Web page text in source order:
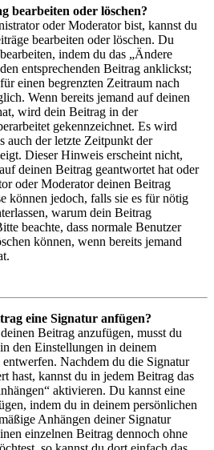
bearbeiten oder löschen?
oder Moderator bist, kannst du
bearbeiten oder löschen. Du
indem du das „Ändere
entsprechenden Beitrag anklickst;
einen begrenzten Zeitraum nach
Wenn bereits jemand auf deinen
wird dein Beitrag in der
gekennzeichnet. Es wird
auch der letzte Zeitpunkt der
Dieser Hinweis erscheint nicht,
deinen Beitrag geantwortet hat oder
oder Moderator deinen Beitrag
können jedoch, falls sie es für nötig
warum dein Beitrag
beachte, dass normale Benutzer
können, wenn bereits jemand
eine Signatur anfügen?
Beitrag anzufügen, musst du
den Einstellungen in deinem
Nachdem du die Signatur
hast, kannst du in jedem Beitrag das
aktivieren. Du kannst eine
indem du in deinem persönlichen
Anhängen deiner Signatur
einzelnen Beitrag dennoch ohne